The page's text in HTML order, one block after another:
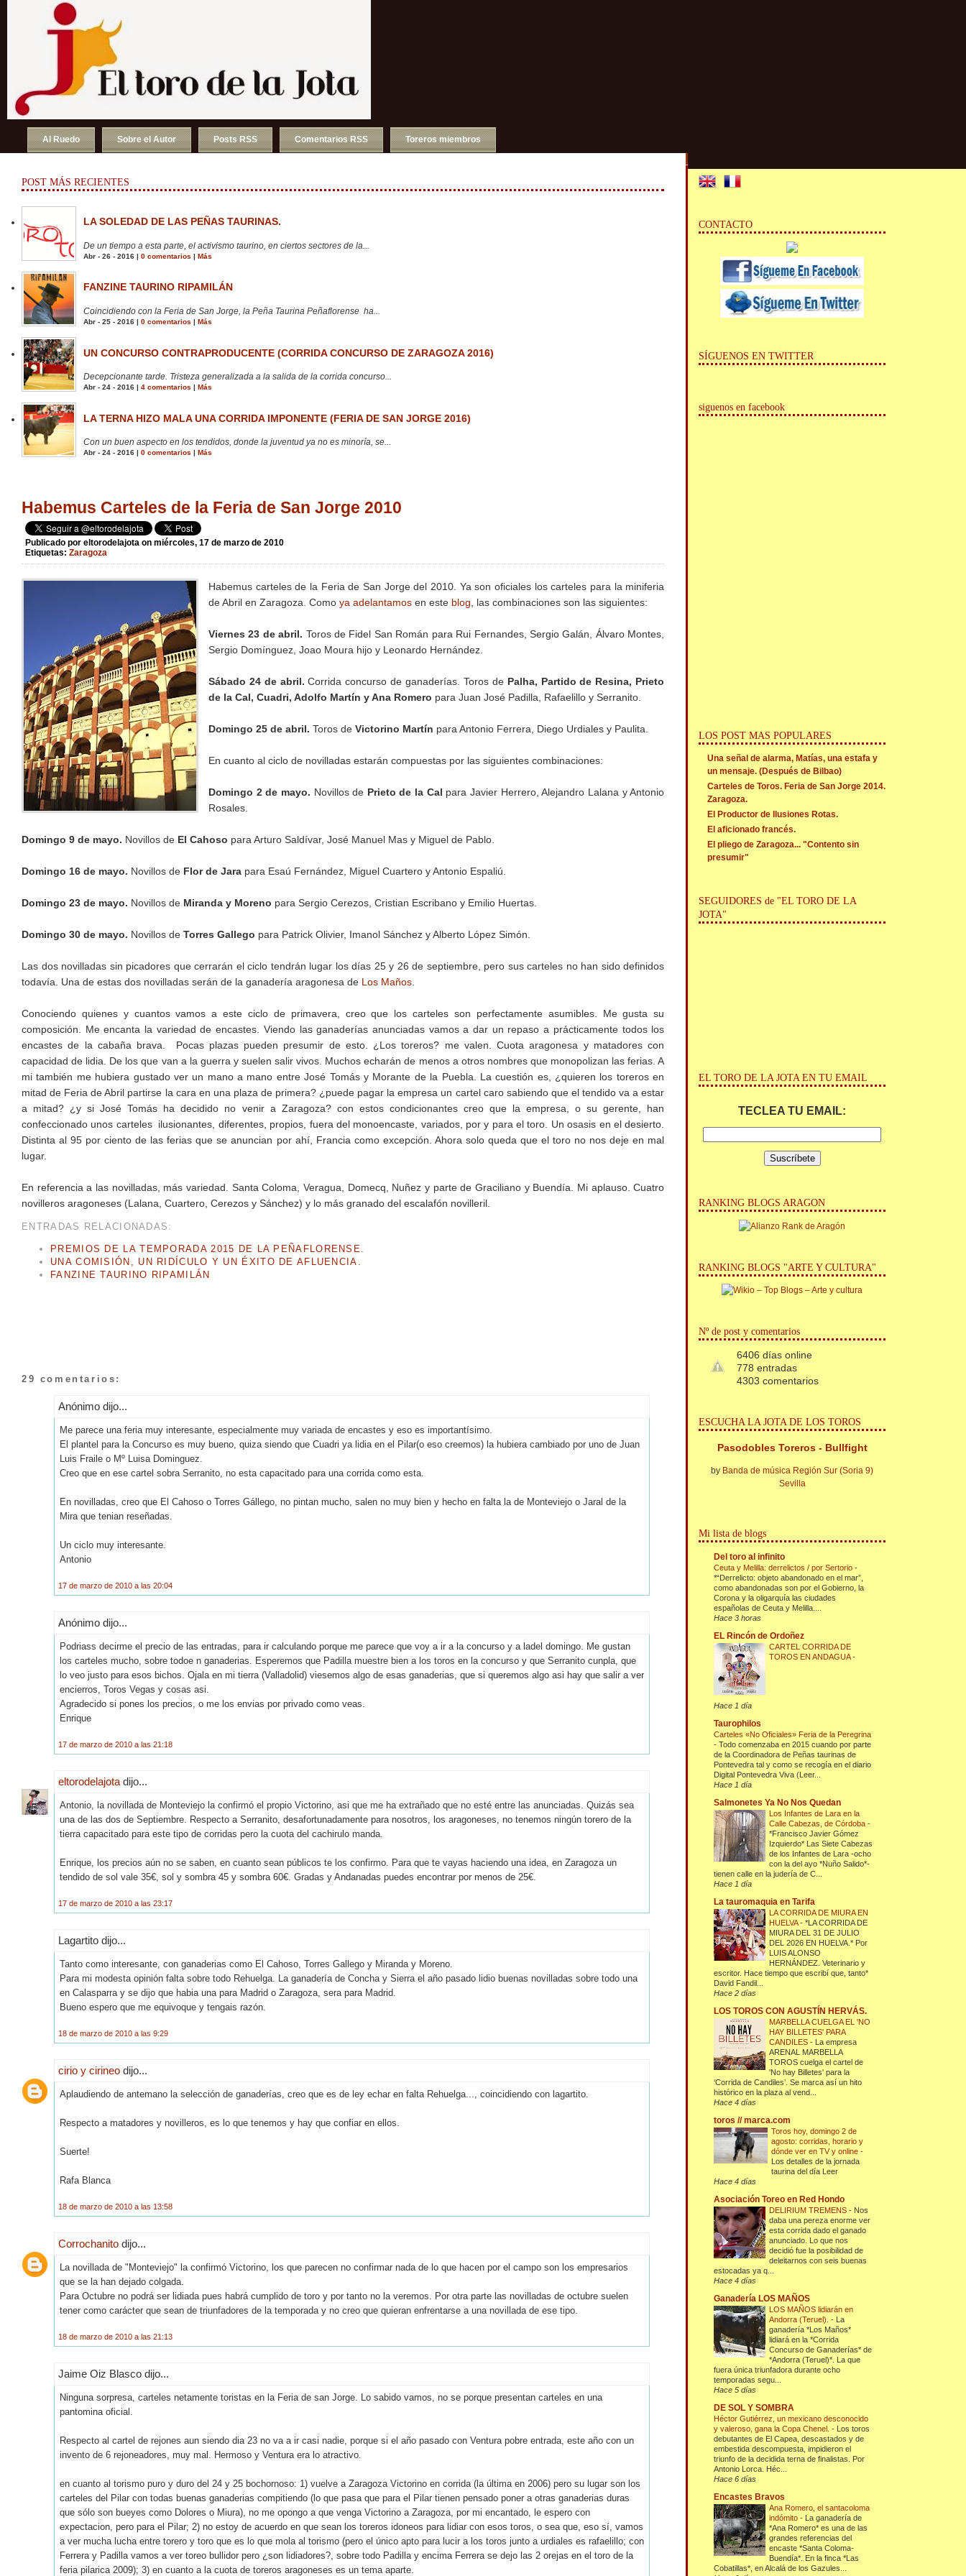
Al Ruedo Sobre el Autor Posts RSS Comentarios RSS Toreros miembros
POST MÁS RECIENTES
LA SOLEDAD DE LAS PEÑAS TAURINAS.
De un tiempo a esta parte, el activismo taurino, en ciertos sectores de la...
Abr - 26 - 2016 | 0 comentarios | Más
FANZINE TAURINO RIPAMILÁN
Coincidiendo con la Feria de San Jorge, la Peña Taurina Peñaflorense ha...
Abr - 25 - 2016 | 0 comentarios | Más
UN CONCURSO CONTRAPRODUCENTE (CORRIDA CONCURSO DE ZARAGOZA 2016)
Decepcionante tarde. Tristeza generalizada a la salida de la corrida concurso...
Abr - 24 - 2016 | 4 comentarios | Más
LA TERNA HIZO MALA UNA CORRIDA IMPONENTE (FERIA DE SAN JORGE 2016)
Con un buen aspecto en los tendidos, donde la juventud ya no es minoría, se...
Abr - 24 - 2016 | 0 comentarios Más
Habemus Carteles de la Feria de San Jorge 2010
Publicado por eltorodelajota on miércoles, 17 de marzo de 2010
Etiquetas: Zaragoza
Habemus carteles de la Feria de San Jorge del 2010. Ya son oficiales los carteles para la miniferia
de Abril en Zaragoza. Como ya adelantamos en este blog , las combinaciones son las siguientes:
Viernes 23 de abril. Toros de Fidel San Román para Rui Fernandes, Sergio Galán, Álvaro Montes,
Sergio Domínguez, Joao Moura hijo y Leonardo Hernández.
Sábado 24 de abril. Corrida concurso de ganaderías. Toros de Palha, Partido de Resina, Prieto
de la Cal, Cuadri, Adolfo Martín y Ana Romero para Juan José Padilla, Rafaelillo y Serranito.
Domingo 25 de abril. Toros de Victorino Martín para Antonio Ferrera, Diego Urdiales y Paulita.
En cuanto al ciclo de novilladas estarán compuestas por las siguientes combinaciones:
Domingo 2 de mayo. Novillos de Prieto de la Cal para Javier Herrero, Alejandro Lalana y Antonio
Rosales.
Domingo 9 de mayo. Novillos de El Cahoso para Arturo Saldívar, José Manuel Mas y Miguel de Pablo.
Domingo 16 de mayo. Novillos de Flor de Jara para Esaú Fernández, Miguel Cuartero y Antonio Espaliú.
Domingo 23 de mayo. Novillos de Miranda y Moreno para Sergio Cerezos, Cristian Escribano y Emilio Huertas.
Domingo 30 de mayo. Novillos de Torres Gallego para Patrick Olivier, Imanol Sánchez y Alberto López Simón.
Las dos novilladas sin picadores que cerrarán el ciclo tendrán lugar los días 25 y 26 de septiembre, pero sus carteles no han sido definidos
todavía. Una de estas dos novilladas serán de la ganadería aragonesa de Los Maños
Conociendo quienes y cuantos vamos a este ciclo de primavera, creo que los carteles son perfectamente asumibles. Me gusta su
composición. Me encanta la variedad de encastes. Viendo las ganaderías anunciadas vamos a dar un repaso a prácticamente todos los
encastes de la cabaña brava. Pocas plazas pueden presumir de esto. ¿Los toreros? me valen. Cuota aragonesa y matadores con
capacidad de lidia. De los que van a la guerra y suelen salir vivos. Muchos echarán de menos a otros nombres que monopolizan las ferias. A
mi también me hubiera gustado ver un mano a mano entre José Tomás y Morante de la Puebla. La cuestión es, ¿quieren los toreros en
mitad de Feria de Abril partirse la cara en una plaza de primera? ¿puede pagar la empresa un cartel caro sabiendo que el tendido va a estar
a mitad? ¿y si José Tomás ha decidido no venir a Zaragoza? con estos condicionantes creo que la empresa, o su gerente, han
confeccionado unos carteles ilusionantes, diferentes, propios, fuera del monoencaste, variados, por y para el toro. Un osasis en el desierto.
Distinta al 95 por ciento de las ferias que se anuncian por ahí, Francia como excepción. Ahora solo queda que el toro no nos deje en mal
lugar.
En referencia a las novilladas, más variedad. Santa Coloma, Veragua, Domecq, Nuñez y parte de Graciliano y Buendía. Mi aplauso. Cuatro
novilleros aragoneses (Lalana, Cuartero, Cerezos y Sánchez) y lo más granado del escalafón novilleril.
ENTRADAS RELACIONADAS:
PREMIOS DE LA TEMPORADA 2015 DE LA PEÑAFLORENSE.
UNA COMISIÓN, UN RIDÍCULO Y UN ÉXITO DE AFLUENCIA.
FANZINE TAURINO RIPAMILÁN
29 comentarios:
Anónimo dijo...
Me parece una feria muy interesante, especialmente muy variada de encastes y eso es importantísimo.
El plantel para la Concurso es muy bueno, quiza siendo que Cuadri ya lidia en el Pilar(o eso creemos) la hubiera cambiado por uno de Juan
Luis Fraile o Mº Luisa Dominguez.
Creo que en ese cartel sobra Serranito, no esta capacitado para una corrida como esta.
En novilladas, creo que El Cahoso o Torres Gállego, no pintan mucho, salen no muy bien y hecho en falta la de Monteviejo o Jaral de la
Mira que tenian reseñadas.
Un ciclo muy interesante.
Antonio
17 de marzo de 2010 a las 20:04
Anónimo dijo...
Podriass decirme el precio de las entradas, para ir calculando porque me parece que voy a ir a la concurso y a ladel domingo. Me gustan
los carteles mucho, sobre todoe n ganaderias. Esperemos que Padilla muestre bien a los toros en la concurso y que Serranito cunpla, que
lo veo justo para esos bichos. Ojala en mi tierra (Valladolid) viesemos algo de esas ganaderias, que si queremos algo asi hay que salir a ver
encierros, Toros Vegas y cosas asi.
Agradecido si pones los precios, o me los envias por privado como veas.
Enrique
17 de marzo de 2010 a las 21:18
eltorodelajota dijo...
Antonio, la novillada de Monteviejo la confirmó el propio Victorino, asi que me ha extrañado que no esté entre las anunciadas. Quizás sea
una de las dos de Septiembre. Respecto a Serranito, desafortunadamente para nosotros, los aragoneses, no tenemos ningún torero de la
tierra capacitado para este tipo de corridas pero la cuota del cachirulo manda.
Enrique, los precios aún no se saben, en cuanto sean públicos te los confirmo. Para que te vayas haciendo una idea, en Zaragoza un
tendido de sol vale 35€, sol y sombra 45 y sombra 60€. Gradas y Andanadas puedes encontrar por menos de 25€.
17 de marzo de 2010 a las 23:17
Lagartito dijo...
Tanto como interesante, con ganaderias como El Cahoso, Torres Gallego y Miranda y Moreno.
Para mi modesta opinión falta sobre todo Rehuelga. La ganadería de Concha y Sierra el año pasado lidio buenas novilladas sobre todo una
en Calasparra y se dijo que habia una para Madrid o Zaragoza, sera para Madrid.
Bueno espero que me equivoque y tengais razón.
18 de marzo de 2010 a las 9:29
cirio y cirineo dijo...
Aplaudiendo de antemano la selección de ganaderías, creo que es de ley echar en falta Rehuelga..., coincidiendo con lagartito.
Respecto a matadores y novilleros, es lo que tenemos y hay que confiar en ellos.
Suerte!
Rafa Blanca
18 de marzo de 2010 a las 13:58
Corrochanito dijo...
La novillada de "Monteviejo" la confirmó Victorino, los que parecen no confirmar nada de lo que hacen por el campo son los empresarios
que se la han dejado colgada.
Para Octubre no podrá ser lidiada pues habrá cumplido de toro y por tanto no la veremos. Por otra parte las novilladas de octubre suelen
tener como carácter que sean de triunfadores de la temporada y no creo que quieran enfrentarse a una novillada de ese tipo.
18 de marzo de 2010 a las 21:13
Jaime Oiz Blasco dijo...
Ninguna sorpresa, carteles netamente toristas en la Feria de san Jorge. Lo sabido vamos, no se porque presentan carteles en una
pantomina oficial.
Respecto al cartel de rejones aun siendo dia 23 no va a ir casi nadie, porque si el año pasado con Ventura pobre entrada, este año con un
invento de 6 rejoneadores, muy mal. Hermoso y Ventura era lo atractivo.
en cuanto al torismo puro y duro del 24 y 25 bochornoso: 1) vuelve a Zaragoza Victorino en corrida (la última en 2006) pero su lugar son los
carteles del Pilar con todas buenas ganaderias compitiendo (lo que pasa que para el Pilar tienen pensado poner a otras ganaderias duras
que sólo son bueyes como Dolores o Miura), no me opongo a que venga Victorino a Zaragoza, por mi encantado, le espero con
expectacion, pero para el Pilar; 2) no estoy de acuerdo en que sean los toreros idoneos para lidiar con esos toros, o sea que, eso sí, vamos
a ver mucha lucha entre torero y toro que es lo que mola al torismo (pero el único apto para lucir a los toros junto a urdiales es rafaelillo; con
Ferrera y Padilla vamos a ver toreo bullidor pero ¿son lidiadores?, sobre todo Padilla y encima Ferrera se dejo las 2 orejas en el toro de la
feria pilarica 2009); 3) en cuanto a la cuota de toreros aragoneses es un tema aparte.
CONTACTO
SÍGUENOS EN TWITTER
siguenos en facebook
LOS POST MAS POPULARES
Una señal de alarma, Matías, una estafa y
un mensaje. (Después de Bilbao)
Carteles de Toros. Feria de San Jorge 2014.
Zaragoza.
El Productor de Ilusiones Rotas.
El aficionado francés.
El pliego de Zaragoza... "Contento sin
presumir"
SEGUIDORES de "EL TORO DE LA
JOTA"
EL TORO DE LA JOTA EN TU EMAIL
TECLEA TU EMAIL:
RANKING BLOGS ARAGON
RANKING BLOGS "ARTE Y CULTURA"
Nº de post y comentarios
6406 días online
778 entradas
4303 comentarios
ESCUCHA LA JOTA DE LOS TOROS
Pasodobles Toreros - Bullfight
by Banda de música Región Sur (Soria 9)
Sevilla
Mi lista de blogs
Del toro al infinito
Ceuta y Melilla: derrelictos / por Sertorio-
*“Derrelicto: objeto abandonado en el mar”,
como abandonadas son por el Gobierno, la
Corona y la oligarquía las ciudades
españolas de Ceuta y Melilla....
Hace 3 horas
EL Rincón de Ordoñez
CARTEL CORRIDA DE
TOROS EN ANDAGUA-
Hace 1 día
Taurophilos
Carteles «No Oficiales» Feria de la Peregrina
-Todo comenzaba en 2015 cuando por parte
de la Coordinadora de Peñas taurinas de
Pontevedra tal y como se recogía en el diario
Digital Pontevedra Viva (Leer...
Hace 1 día
Salmonetes Ya No Nos Quedan
Los Infantes de Lara en la
Calle Cabezas, de Córdoba-
*Francisco Javier Gómez
Izquierdo* Las Siete Cabezas
de los Infantes de Lara -ocho
con la del ayo *Nuño Salido*-
tienen calle en la judería de C...
Hace 1 día
La tauromaquia en Tarifa
LA CORRIDA DE MIURA EN
HUELVA-*LA CORRIDA DE
MIURA DEL 31 DE JULIO
DEL 2026 EN HUELVA.* Por
LUIS ALONSO
HERNÁNDEZ. Veterinario y
escritor. Hace tiempo que escribí que, tanto*
David Fandil...
Hace 2 días
LOS TOROS CON AGUSTÍN HERVÁS.
MARBELLA CUELGA EL 'NO
HAY BILLETES' PARA
CANDILES- La empresa
ARENAL MARBELLA
TOROS cuelga el cartel de
'No hay Billetes' para la
‘Corrida de Candiles’. Se marca así un hito
histórico en la plaza al vend...
Hace 4 días
toros // marca.com
Toros hoy, domingo 2 de
agosto: corridas, horario y
dónde ver en TV y online-
Los detalles de la jornada
taurina del día Leer
Hace 4 días
Asociación Toreo en Red Hondo
DELIRIUM TREMENS- Nos
daba una pereza enorme ver
esta corrida dado el ganado
anunciado. Lo que nos
decidió fue la posibilidad de
deleitarnos con seis buenas
estocadas ya q...
Hace 4 días
Ganadería LOS MAÑOS
LOS MAÑOS lidiarán en
Andorra (Teruel).- La
ganadería *Los Maños*
lidiará en la *Corrida
Concurso de Ganaderías* de
*Andorra (Teruel)*. La que
fuera única triunfadora durante ocho
temporadas segu...
Hace 5 días
DE SOL Y SOMBRA
Héctor Gutiérrez, un mexicano desconocido
y valeroso, gana la Copa Chenel.- Los toros
debutantes de El Capea, descastados y de
embestida descompuesta, impidieron el
triunfo de la decidida terna de finalistas. Por
Antonio Lorca. Héc...
Hace 6 días
Encastes Bravos
Ana Romero, el santacoloma
indómito- La ganadería de
*Ana Romero* es una de las
grandes referencias del
encaste *Santa Coloma-
Buendía*. En la finca *Las
Cobatillas*, en Alcalá de los Gazules...